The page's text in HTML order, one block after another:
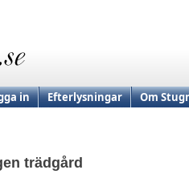
in Efterlysningar Om
trädgård